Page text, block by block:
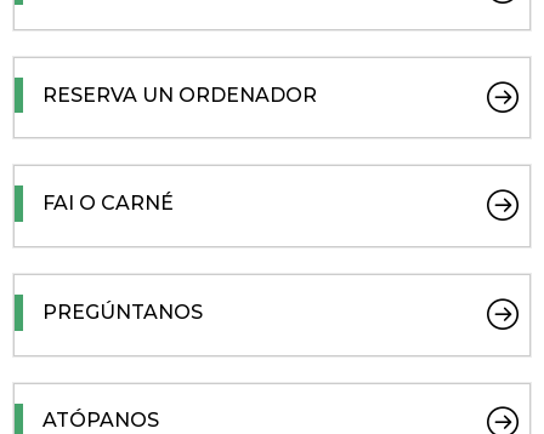
RESERVA UN ORDENADOR
FAI O CARNÉ
PREGÚNTANOS
ATÓPANOS